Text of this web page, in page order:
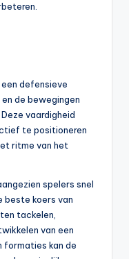
defensieve
de bewegingen
vaardigheid
te positioneren
ritme van het
spelers snel
beste koers van
tackelen,
van een
formaties kan de